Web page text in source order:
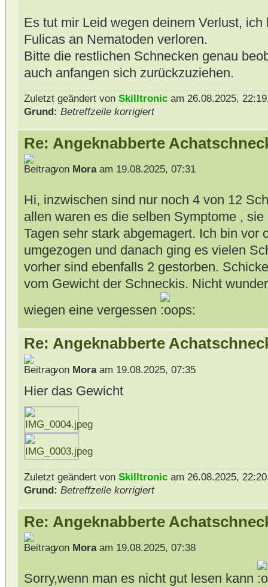
Es tut mir Leid wegen deinem Verlust,
Fulicas an Nematoden verloren.
Bitte die restlichen Schnecken genau
auch anfangen sich zurückzuziehen.
Zuletzt geändert von Skilltronicam 26.08.2025,
Grund: Betreffzeile korrigiert
Re: Angeknabberte
von Moraam 19.08.2025, 07:31
Hi, inzwischen sind nur noch 4 von 12
allen waren es die selben Symptome ,
Tagen sehr stark abgemagert. Ich bin vor
umgezogen und danach ging es vielen
vorher sind ebenfalls 2 gestorben.
vom Gewicht der Schneckis. Nicht
wiegen eine vergessen
Re: Angeknabberte
von Moraam 19.08.2025, 07:35
Hier das Gewicht
Zuletzt geändert von Skilltronicam 26.08.2025,
Grund: Betreffzeile korrigiert
Re: Angeknabberte
von Moraam 19.08.2025, 07:38
Sorry,wenn man es nicht gut lesen kann